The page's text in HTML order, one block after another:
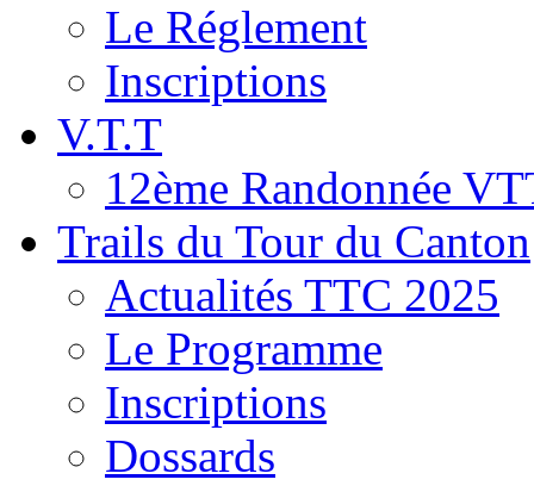
Le Réglement
Inscriptions
V.T.T
12ème Randonnée
Trails du Tour du Canton
Actualités TTC 2025
Le Programme
Inscriptions
Dossards